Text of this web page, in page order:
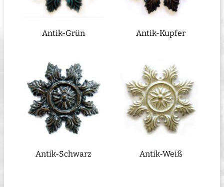
Antik-Grün Antik-Kupfer
Antik-Schwarz Antik-Weiß